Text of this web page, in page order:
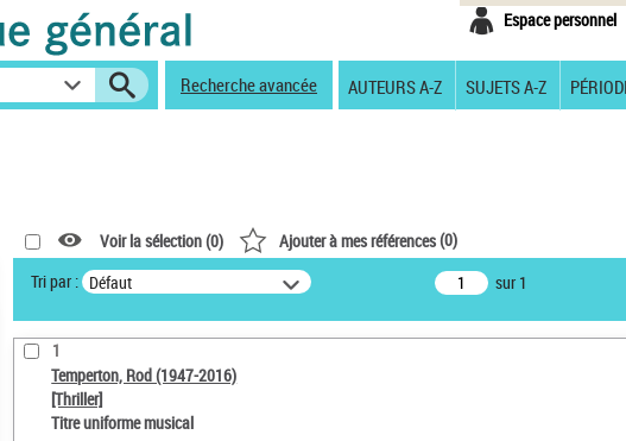
Espace personnel
Recherche avancée AUTEURS A-Z SUJETS A-Z
Voir la sélection (0) Ajouter à mes références(0)
Tri par : Défaut sur 1
1
Temperton, Rod (1947-2016)
[Thriller]
Titre uniforme musical